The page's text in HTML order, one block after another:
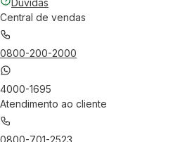
Dúvidas
Central de vendas
0800-200-2000
4000-1695
Atendimento ao cliente
0800-701-2523